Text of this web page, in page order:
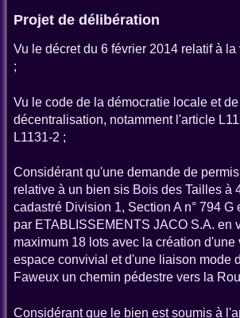
Projet de délibération
Vu le décret du 6 février 2014 relatif à
;
Vu le code de la démocratie locale et
décentralisation, notamment l'article
L1131-2 ;
Considérant qu'une demande de
relative à un bien sis Bois des Tailles à
cadastré Division 1, Section A n° 794 G
par ETABLISSEMENTS JACO S.A. en
maximum 18 lots avec la création d'une
espace convivial et d'une liaison mode
Faweux un chemin pédestre vers la
Considérant que le bien est soumis à